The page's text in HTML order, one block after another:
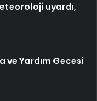
uyardı,
ve Yardım Gecesi